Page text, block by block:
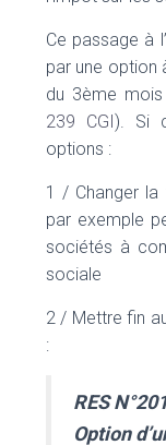
Ce passage à
par une option
du 3ème
239 CGI). Si
options :
1 / Changer
par exemple
sociétés à
sociale
2 / Mettre fin
:
RES
Option